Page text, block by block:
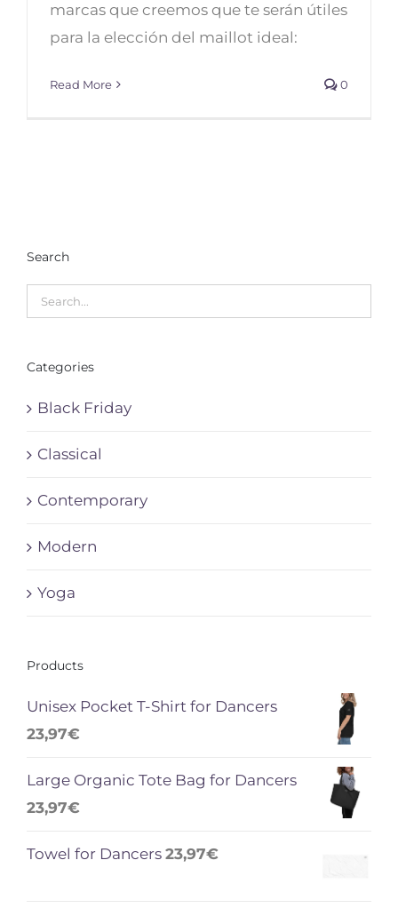
marcas que creemos que te serán útiles
para la elección del maillot ideal:
Read More 0
Search
Categories
Black Friday
Classical
Contemporary
Modern
Yoga
Products
Unisex Pocket T-Shirt for Dancers
23,97€
Large Organic Tote Bag for Dancers
23,97€
Towel for Dancers 23,97€